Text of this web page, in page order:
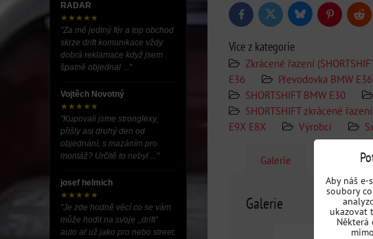
FacebookTwitter BlueskyPinterest
Více z kategorie
Zkrácené řazení
E36
Převodovka BMW E36
SHORTSHIFT BMW E30
SHORTSHIFT zkrácené
E9X E8X
Výrobci
Galerie Doplňující
Galerie
RADAR
★★★★★
"Za mě jediný fér a top obchod
skrze drift komunikace vždy
dobrá reklamace když jsem
špatně objednal ..."
Vojtěch Novotný
★★★★★
"Kupovali jsme stronglexy,
přišly asi druhý den od
objednání, s mazáním pro
montáž? Určitě to nebyl ..."
josef helmich
★★★★★
"Je zde hodně věcí co se vám
může hodit na svoje ,,drift”
auto ať už jako pro nebo street.
Aby náš
soubory
ukazovat